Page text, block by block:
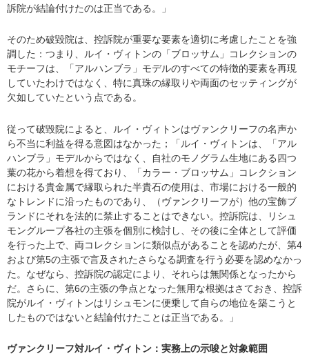
訴院が結論付けたのは正当である。」
そのため破毀院は、控訴院が重要な要素を適切に考慮したことを強
調した：つまり、ルイ・ヴィトンの「ブロッサム」コレクションの
モチーフは、「アルハンブラ」モデルのすべての特徴的要素を再現
していたわけではなく、特に真珠の縁取りや両面のセッティングが
欠如していたという点である。
従って破毀院によると、ルイ・ヴィトンはヴァンクリーフの名声か
ら不当に利益を得る意図はなかった；「ルイ・ヴィトンは、「アル
ハンブラ」モデルからではなく、自社のモノグラム生地にある四つ
葉の花から着想を得ており、「カラー・ブロッサム」コレクション
における貴金属で縁取られた半貴石の使用は、市場における一般的
なトレンドに沿ったものであり、（ヴァンクリーフが）他の宝飾ブ
ランドにそれを法的に禁止することはできない。控訴院は、リシュ
モングループ各社の主張を個別に検討し、その後に全体として評価
を行った上で、両コレクションに類似点があることを認めたが、第4
および第5の主張で言及されたさらなる調査を行う必要を認めなかっ
た。なぜなら、控訴院の認定により、それらは無関係となったから
だ。さらに、第6の主張の争点となった無用な根拠はさておき、控訴
院がルイ・ヴィトンはリシュモンに便乗して自らの地位を築こうと
したものではないと結論付けたことは正当である。」
ヴァンクリーフ対ルイ・ヴィトン：実務上の示唆と対象範囲